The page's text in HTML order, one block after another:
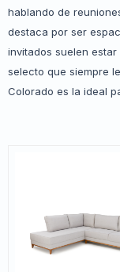
hablando de
destaca por ser
invitados suelen
selecto que siempre
Colorado es la ideal